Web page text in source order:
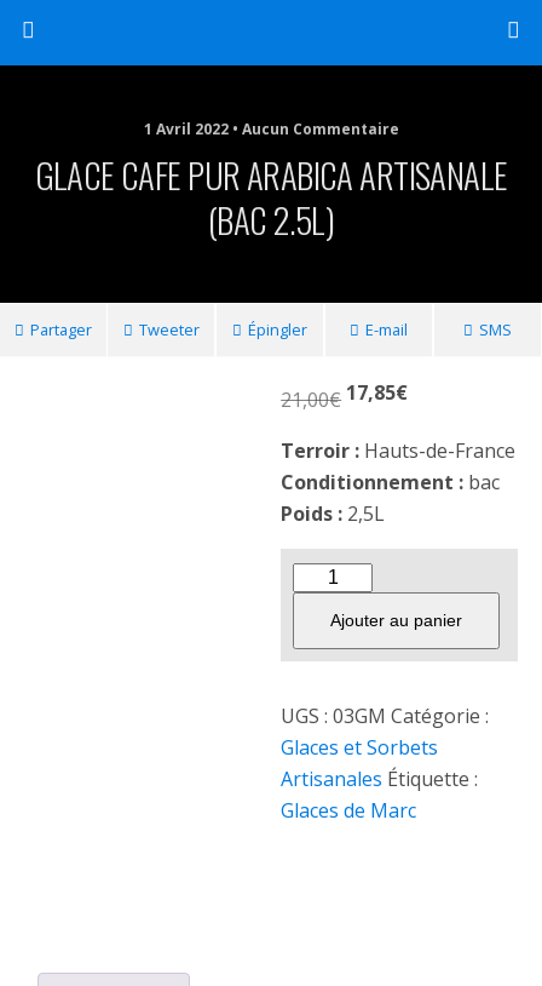
1 Avril 2022 • Aucun Commentaire
GLACE CAFE PUR ARABICA ARTISANALE
(BAC 2.5L)
Partager Tweeter Épingler E-mail SMS
21,00€ 17,85€
Terroir : Hauts-de-France
Conditionnement : bac
Poids : 2,5L
Ajouter au panier
UGS :03GM Catégorie :
Glaces et Sorbets
Artisanales Étiquette :
Glaces de Marc